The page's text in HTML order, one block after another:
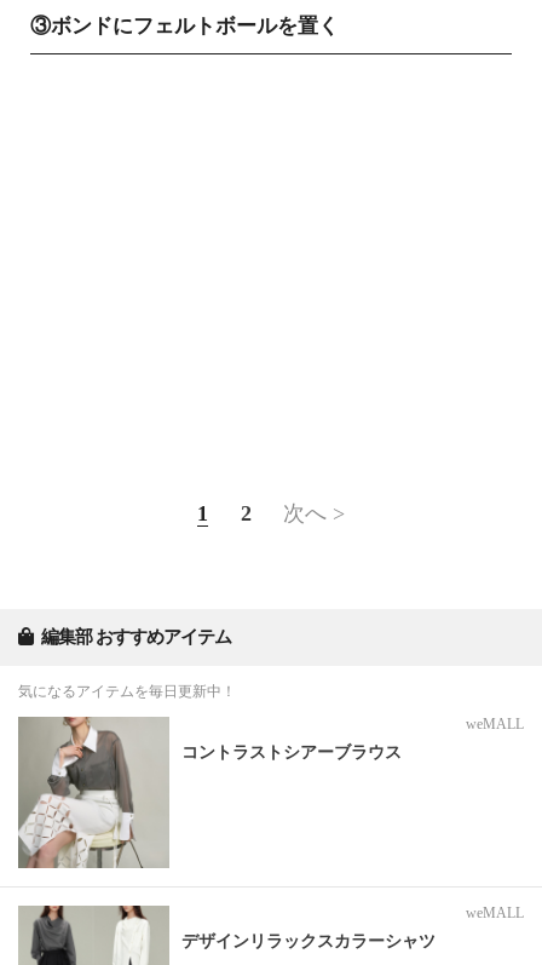
③ボンドにフェルトボールを置く
1 2 次へ >
編集部 おすすめアイテム
気になるアイテムを毎日更新中！
weMALL
コントラストシアーブラウス
weMALL
デザインリラックスカラーシャツ